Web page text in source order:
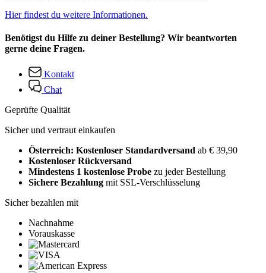
Hier findest du weitere Informationen.
Benötigst du Hilfe zu deiner Bestellung? Wir beantworten
gerne deine Fragen.
Kontakt
Chat
Geprüfte Qualität
Sicher und vertraut einkaufen
Österreich: Kostenloser Standardversand ab € 39,90
Kostenloser Rückversand
Mindestens 1 kostenlose Probe zu jeder Bestellung
Sichere Bezahlung mit SSL-Verschlüsselung
Sicher bezahlen mit
Nachnahme
Vorauskasse